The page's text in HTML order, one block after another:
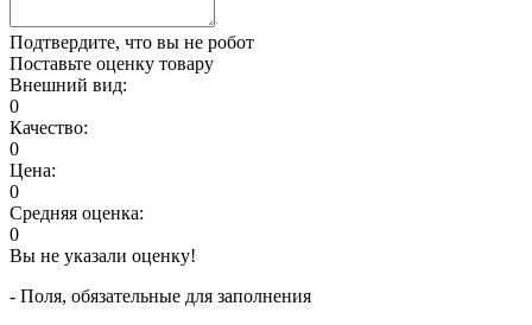
Подтвердите, что вы не робот
Поставьте оценку товару
Внешний вид:
0
Качество:
0
Цена:
0
Средняя оценка:
0
Вы не указали оценку!
- Поля, обязательные для заполнения